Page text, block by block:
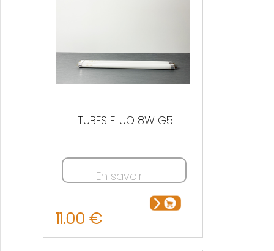
TUBES FLUO 8W G5
En savoir +
11.00 €